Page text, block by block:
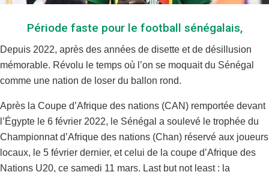
Période faste pour le football sénégalais,
Depuis 2022, après des années de disette et de désillusion
mémorable. Révolu le temps où l’on se moquait du Sénégal
comme une nation de loser du ballon rond.
Après la Coupe d’Afrique des nations (CAN) remportée devant
l’Égypte le 6 février 2022, le Sénégal a soulevé le trophée du
Championnat d’Afrique des nations (Chan) réservé aux joueurs
locaux, le 5 février dernier, et celui de la coupe d’Afrique des
Nations U20, ce samedi 11 mars. Last but not least : la